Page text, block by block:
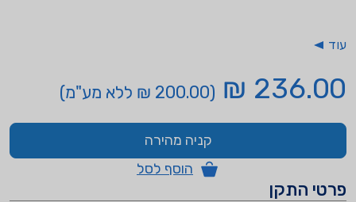
עוד
236.00 ₪ (200.00 ₪ ללא מע"מ)
קניה מהירה
הוסף לסל
פרטי התקן